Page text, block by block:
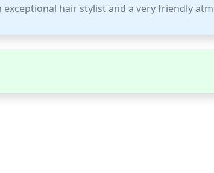
exceptional hair stylist and a very friendly